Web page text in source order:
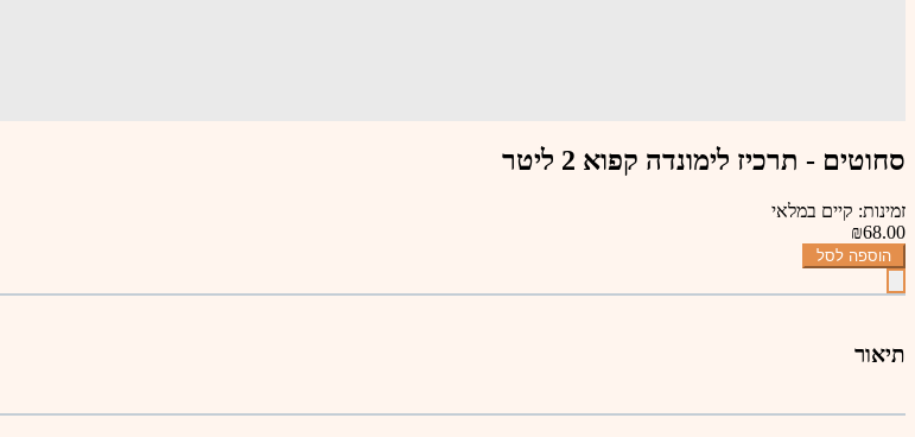
סחוטים - תרכיז לימונדה קפוא 2 ליטר
זמינות: קיים במלאי
₪68.00
הוספה לסל
תיאור